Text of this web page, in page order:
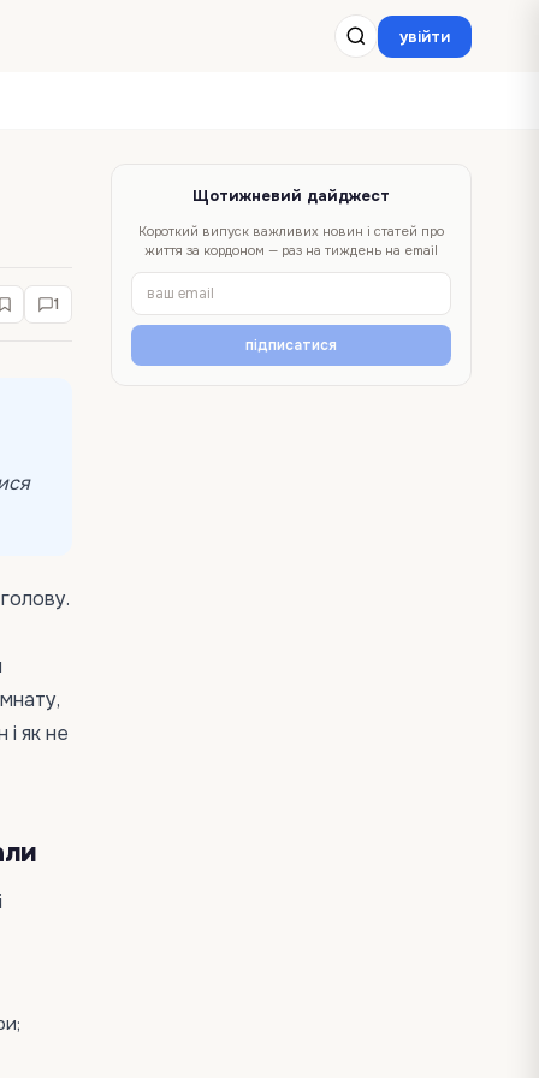
увійти
1
і як не
Щотижневий дайджест
Короткий випуск важливих новин і статей про
життя за кордоном — раз на тиждень на email
підписатися